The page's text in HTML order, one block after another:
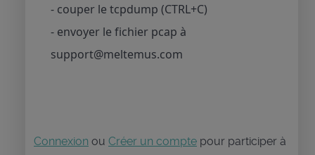
- couper le tcpdump (CTRL+C)
- envoyer le fichier pcap à
support@meltemus.com
Connexion ou Créer un compte pour participer à